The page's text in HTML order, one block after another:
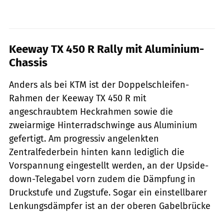
Keeway TX 450 R Rally mit Aluminium-
Chassis
Anders als bei KTM ist der Doppelschleifen-
Rahmen der Keeway TX 450 R mit
angeschraubtem Heckrahmen sowie die
zweiarmige Hinterradschwinge aus Aluminium
gefertigt. Am progressiv angelenkten
Zentralfederbein hinten kann lediglich die
Vorspannung eingestellt werden, an der Upside-
down-Telegabel vorn zudem die Dämpfung in
Druckstufe und Zugstufe. Sogar ein einstellbarer
Lenkungsdämpfer ist an der oberen Gabelbrücke